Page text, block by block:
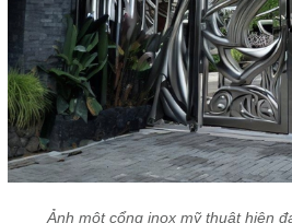
Ảnh một cổng inox mỹ thuật hiện